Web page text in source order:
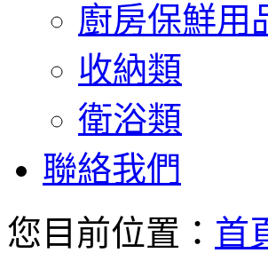
廚房保鮮用
收納類
衛浴類
聯絡我們
您目前位置： 首